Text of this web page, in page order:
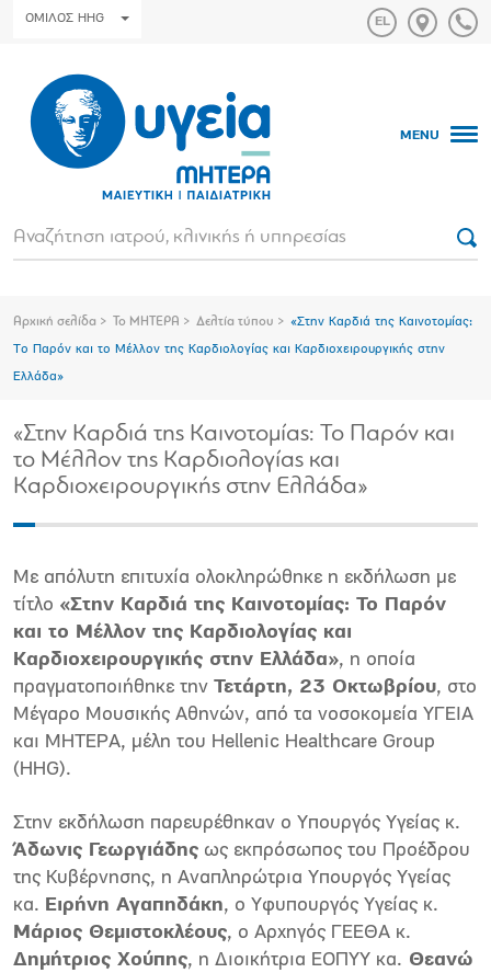
ΟΜΙΛΟΣ HHG
MENU
Αρχική σελίδα Το ΜΗΤΕΡΑ Δελτία τύπου «Στην Καρδιά της Καινοτομίας:
Το Παρόν και το Μέλλον της Καρδιολογίας και Καρδιοχειρουργικής στην
Ελλάδα»
«Στην Καρδιά της Καινοτομίας: Το Παρόν και
το Μέλλον της Καρδιολογίας και
Καρδιοχειρουργικής στην Ελλάδα»
Με απόλυτη επιτυχία ολοκληρώθηκε η εκδήλωση με
τίτλο «Στην Καρδιά της Καινοτομίας: Το Παρόν
και το Μέλλον της Καρδιολογίας και
Καρδιοχειρουργικής στην Ελλάδα», η οποία
πραγματοποιήθηκε την Τετάρτη, 23 Οκτωβρίου, στο
Μέγαρο Μουσικής Αθηνών, από τα νοσοκομεία ΥΓΕΙΑ
και ΜΗΤΕΡΑ, μέλη του Hellenic Healthcare Group
(HHG).
Στην εκδήλωση παρευρέθηκαν ο Υπουργός Υγείας κ.
Άδωνις Γεωργιάδης ως εκπρόσωπος του Προέδρου
της Κυβέρνησης, η Αναπληρώτρια Υπουργός Υγείας
κα. Ειρήνη Αγαπηδάκη, ο Υφυπουργός Υγείας κ.
Μάριος Θεμιστοκλέους, ο Αρχηγός ΓΕΕΘΑ κ.
Δημήτριος Χούπης, η Διοικήτρια ΕΟΠΥΥ κα. Θεανώ